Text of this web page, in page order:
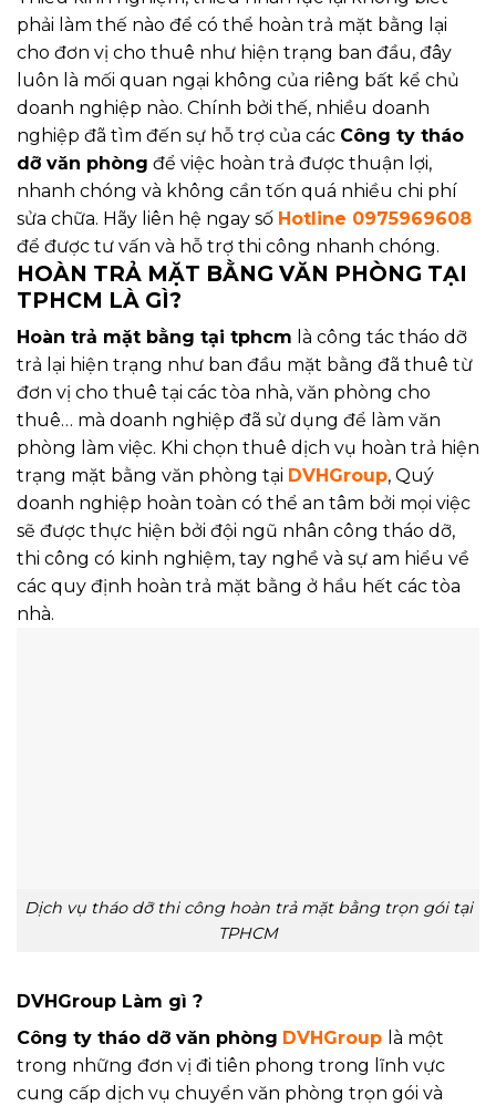
phải làm thế nào để có thể hoàn trả mặt bằng lại
cho đơn vị cho thuê như hiện trạng ban đầu, đây
luôn là mối quan ngại không của riêng bất kể chủ
doanh nghiệp nào. Chính bởi thế, nhiều doanh
nghiệp đã tìm đến sự hỗ trợ của các Công ty tháo
dỡ văn phòng để việc hoàn trả được thuận lợi,
nhanh chóng và không cần tốn quá nhiều chi phí
sửa chữa. Hãy liên hệ ngay số Hotline 0975969608
để được tư vấn và hỗ trợ thi công nhanh chóng.
HOÀN TRẢ MẶT BẰNG VĂN PHÒNG TẠI
TPHCM LÀ GÌ?
Hoàn trả mặt bằng tại tphcm là công tác tháo dỡ
trả lại hiện trạng như ban đầu mặt bằng đã thuê từ
đơn vị cho thuê tại các tòa nhà, văn phòng cho
thuê… mà doanh nghiệp đã sử dụng để làm văn
phòng làm việc. Khi chọn thuê dịch vụ hoàn trả hiện
trạng mặt bằng văn phòng tại DVHGroup, Quý
doanh nghiệp hoàn toàn có thể an tâm bởi mọi việc
sẽ được thực hiện bởi đội ngũ nhân công tháo dỡ,
thi công có kinh nghiệm, tay nghề và sự am hiểu về
các quy định hoàn trả mặt bằng ở hầu hết các tòa
nhà.
Dịch vụ tháo dỡ thi công hoàn trả mặt bằng trọn gói tại
TPHCM
DVHGroup Làm gì ?
Công ty tháo dỡ văn phòng DVHGroup là một
trong những đơn vị đi tiên phong trong lĩnh vực
cung cấp dịch vụ chuyển văn phòng trọn gói và